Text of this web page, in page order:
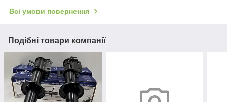
Всі умови повернення
Подібні товари компанії